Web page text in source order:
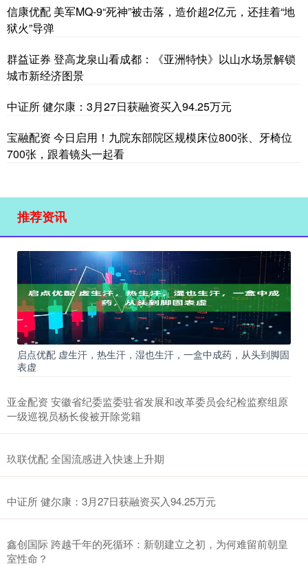
信康优配 美军MQ-9“死神”被击落，造价超2亿元，还挂着“地
狱火”导弹
群益证券 登高龙泉山看成都：《亚洲特快》以山水场景解锁
城市新经济图景
中证所 健尔康：3月27日获融资买入94.25万元
宝融配资 今日启用！九院东部院区规模床位800张、牙椅位
700张，跟着镜头一起看
推荐资讯
启点优配 虚生汗，热生汗，湿也生汗，一盒中成药，从头到脚固
表虚
亚金配资 安徽省纪委监委驻省发展和改革委员会纪检监察组原
一级巡视员杨长俊被开除党籍
玖联优配 全国流感进入快速上升期
中证所 健尔康：3月27日获融资买入94.25万元
鑫创国际 跨越千年的死循环：新朝建立之初，为何难留前朝皇
室性命？